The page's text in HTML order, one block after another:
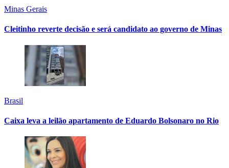
Minas Gerais
Cleitinho reverte decisão e será candidato ao governo de Minas
Brasil
Caixa leva a leilão apartamento de Eduardo Bolsonaro no Rio